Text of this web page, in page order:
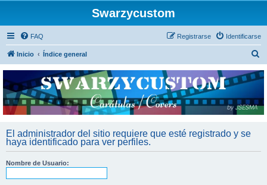
Swarzycustom
FAQ Identificarse
Registrarse
Inicio Índice general
c
El administrador del sitio requiere que esté registrado y se
haya identificado para ver perfiles.
Nombre de Usuario: